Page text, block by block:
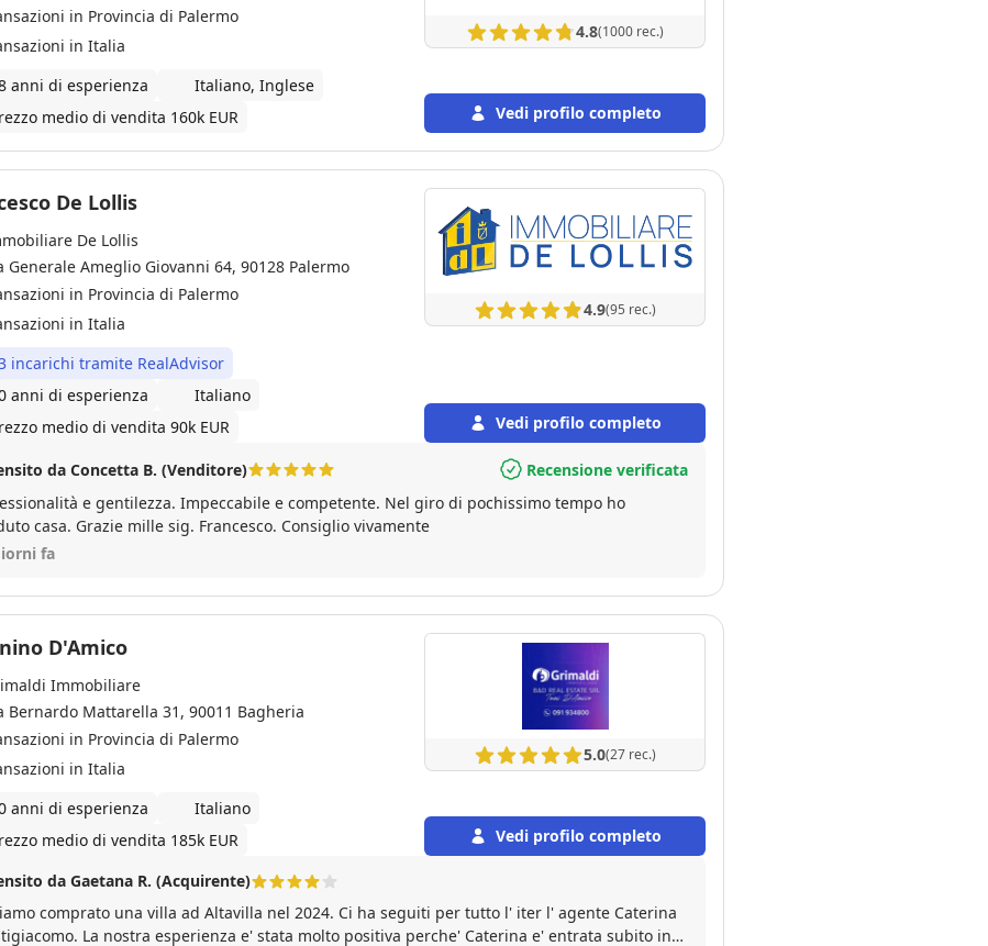
in Provincia di Palermo
in Italia
anni di esperienza
Italiano, Inglese
medio di vendita 160k EUR
4.8(1000 rec.)
Vedi profilo completo
De Lollis
De Lollis
Generale Ameglio Giovanni 64, 90128 Palermo
in Provincia di Palermo
in Italia
incarichi tramite RealAdvisor
anni di esperienza
Italiano
medio di vendita 90k EUR
4.9(95 rec.)
Vedi profilo completo
da Concetta B. (Venditore)
Recensione verificata
e gentilezza. Impeccabile e competente. Nel giro di pochissimo tempo ho
casa. Grazie mille sig. Francesco. Consiglio vivamente
fa
D'Amico
Immobiliare
Bernardo Mattarella 31, 90011 Bagheria
in Provincia di Palermo
in Italia
anni di esperienza
Italiano
medio di vendita 185k EUR
5.0(27 rec.)
Vedi profilo completo
da Gaetana R. (Acquirente)
comprato una villa ad Altavilla nel 2024. Ci ha seguiti per tutto l' iter l' agente Caterina
La nostra esperienza e' stata molto positiva perche' Caterina e' entrata subito in